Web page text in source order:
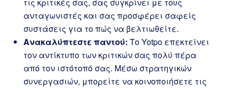
τις κριτικές σας, σας συγκρίνει με τους
ανταγωνιστές και σας προσφέρει σαφείς
συστάσεις για το πώς να βελτιωθείτε.
Ανακαλύπτεστε παντού: Το Yotpo επεκτείνει
τον αντίκτυπο των κριτικών σας πολύ πέρα
από τον ιστότοπό σας. Μέσω στρατηγικών
συνεργασιών, μπορείτε να κοινοποιήσετε τις